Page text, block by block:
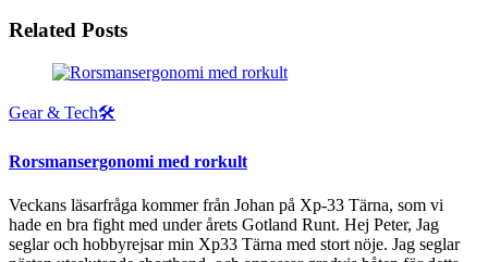
Related Posts
Gear & Tech🛠
Rorsmansergonomi med rorkult
Veckans läsarfråga kommer från Johan på Xp-33 Tärna, som vi
hade en bra fight med under årets Gotland Runt. Hej Peter, Jag
seglar och hobbyrejsar min Xp33 Tärna med stort nöje. Jag seglar